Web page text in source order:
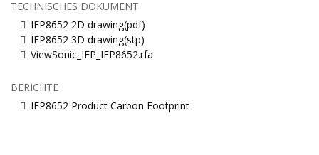
TECHNISCHES DOKUMENT
IFP8652 2D drawing(pdf)
IFP8652 3D drawing(stp)
ViewSonic_IFP_IFP8652.rfa
BERICHTE
IFP8652 Product Carbon Footprint